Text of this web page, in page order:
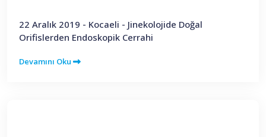
22 Aralık 2019 - Kocaeli - Jinekolojide Doğal
Orifislerden Endoskopik Cerrahi
Devamını Oku